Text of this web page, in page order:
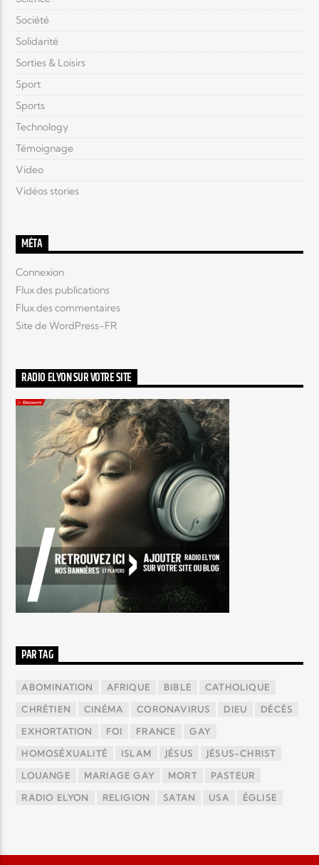
Société
Solidarité
Sorties & Loisirs
Sport
Sports
Technology
Témoignage
Video
Vidéos stories
MÉTA
Connexion
Flux des publications
Flux des commentaires
Site de WordPress-FR
RADIO ELYON SUR VOTRE SITE
PAR TAG
ABOMINATION AFRIQUE BIBLE CATHOLIQUE
CHRÉTIEN CINÉMA CORONAVIRUS DIEU DÉCÈS
EXHORTATION FOI FRANCE GAY
HOMOSÉXUALITÉ ISLAM JÉSUS JÉSUS-CHRIST
LOUANGE MARIAGE GAY MORT PASTEUR
RADIO ELYON RELIGION SATAN USA ÉGLISE